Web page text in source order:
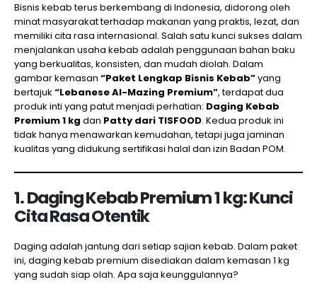
Bisnis kebab terus berkembang di Indonesia, didorong oleh
minat masyarakat terhadap makanan yang praktis, lezat, dan
memiliki cita rasa internasional. Salah satu kunci sukses dalam
menjalankan usaha kebab adalah penggunaan bahan baku
yang berkualitas, konsisten, dan mudah diolah. Dalam
gambar kemasan “Paket Lengkap Bisnis Kebab”yang
bertajuk “Lebanese Al-Mazing Premium”, terdapat dua
produk inti yang patut menjadi perhatian: Daging Kebab
Premium 1 kg dan Patty dari TISFOOD. Kedua produk ini
tidak hanya menawarkan kemudahan, tetapi juga jaminan
kualitas yang didukung sertifikasi halal dan izin Badan POM.
1. Daging Kebab Premium 1 kg: Kunci
Cita Rasa Otentik
Daging adalah jantung dari setiap sajian kebab. Dalam paket
ini, daging kebab premium disediakan dalam kemasan 1 kg
yang sudah siap olah. Apa saja keunggulannya?